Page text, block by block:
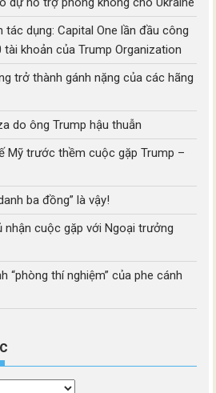
tác dụng: Capital One lần đầu công
tài khoản của Trump Organization
trở thành gánh nặng của các hãng
do ông Trump hậu thuẫn
Mỹ trước thềm cuộc gặp Trump –
ba đồng” là vậy!
nhận cuộc gặp với Ngoại trưởng
“phòng thí nghiệm” của phe cánh